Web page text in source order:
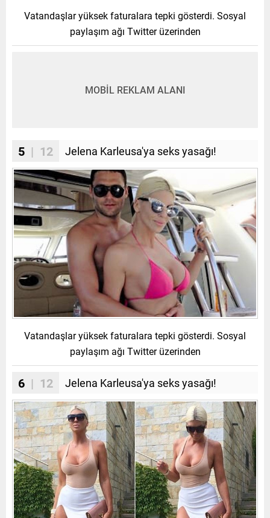
Vatandaşlar yüksek faturalara tepki gösterdi. Sosyal
paylaşım ağı Twitter üzerinden
MOBİL REKLAM ALANI
5 | 12 Jelena Karleusa'ya seks yasağı!
Vatandaşlar yüksek faturalara tepki gösterdi. Sosyal
paylaşım ağı Twitter üzerinden
6 | 12 Jelena Karleusa'ya seks yasağı!